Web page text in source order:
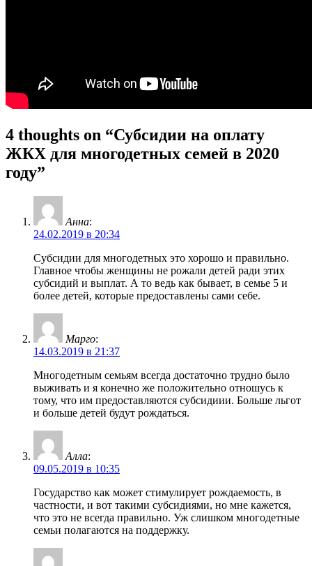
4 thoughts on “Субсидии на оплату
ЖКХ для многодетных семей в 2020
году”
Анна:
24.02.2019 в 20:34
Субсидии для многодетных это хорошо и правильно.
Главное чтобы женщины не рожали детей ради этих
субсидий и выплат. А то ведь как бывает, в семье 5 и
более детей, которые предоставлены сами себе.
Марго:
14.03.2019 в 21:37
Многодетным семьям всегда достаточно трудно было
выживать и я конечно же положительно отношусь к
тому, что им предоставляются субсидиии. Больше льгот
и больше детей будут рождаться.
Алла:
09.05.2019 в 10:35
Государство как может стимулирует рождаемость, в
частности, и вот такими субсидиями, но мне кажется,
что это не всегда правильно. Уж слишком многодетные
семьи полагаются на поддержку.